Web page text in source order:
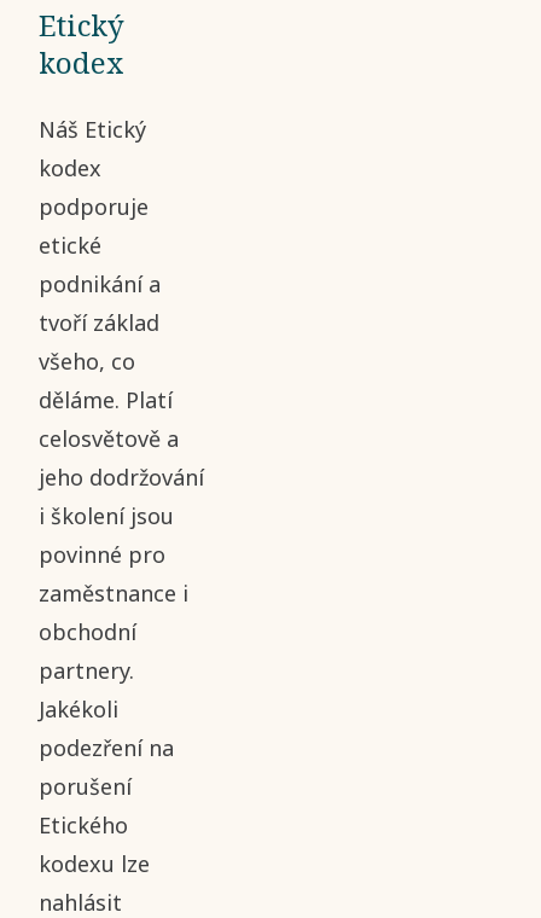
Etický
kodex
Náš Etický
kodex
podporuje
etické
podnikání a
tvoří základ
všeho, co
děláme. Platí
celosvětově a
jeho dodržování
i školení jsou
povinné pro
zaměstnance i
obchodní
partnery.
Jakékoli
podezření na
porušení
Etického
kodexu lze
nahlásit